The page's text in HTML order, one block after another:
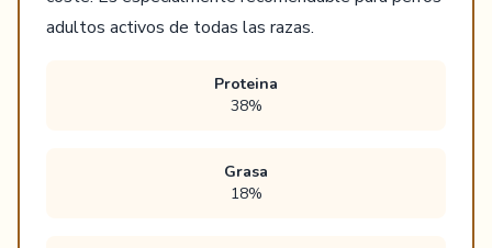
adultos activos de todas las razas.
Proteina
38%
Grasa
18%